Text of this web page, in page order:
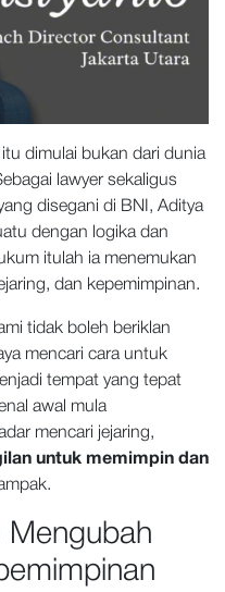
dimulai bukan dari dunia
lawyer sekaligus
disegani di BNI, Aditya
dengan logika dan
itulah ia menemukan
dan kepemimpinan.
tidak boleh beriklan
mencari cara untuk
tempat yang tepat
awal mula
mencari jejaring,
untuk memimpin dan
Mengubah